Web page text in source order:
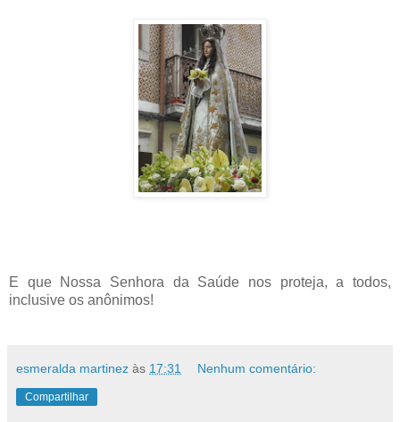
E que Nossa Senhora da Saúde nos proteja, a todos,
inclusive os anônimos!
esmeralda martinez às 17:31 Nenhum comentário:
Compartilhar